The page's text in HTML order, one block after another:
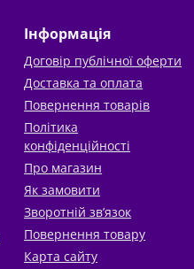
Інформація
Договір публічної оферти
Доставка та оплата
Повернення товарів
Політика
конфіденційності
Про магазин
Як замовити
Зворотній зв’язок
Повернення товару
Карта сайту